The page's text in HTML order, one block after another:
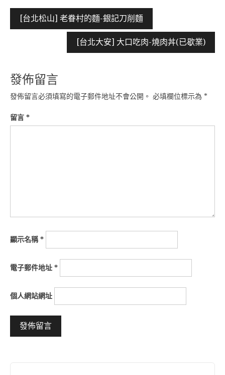
文
章
[台北松山] 老眷村的麵-銀記刀削麵
[台北大安] 大口吃肉-燒肉丼(已歇業)
發佈留言
發佈留言必須填寫的電子郵件地址不會公開。 必填欄位標示為 *
留言 *
顯示名稱*
電子郵件地址 *
個人網站網址